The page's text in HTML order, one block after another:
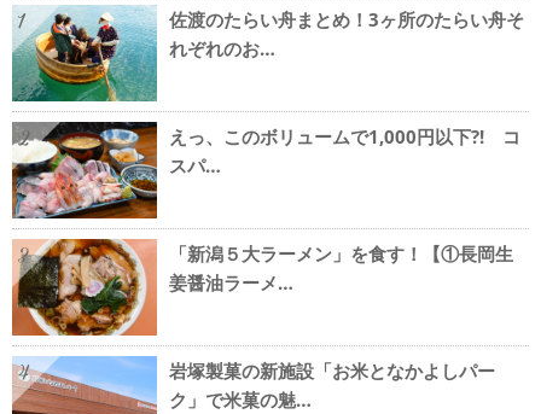
1
佐渡のたらい舟まとめ！3ヶ所のたらい舟そ
れぞれのお…
2
えっ、このボリュームで1,000円以下?! コ
スパ…
3
「新潟５大ラーメン」を食す！【①長岡生
姜醤油ラーメ…
4
岩塚製菓の新施設「お米となかよしパー
ク」で米菓の魅…